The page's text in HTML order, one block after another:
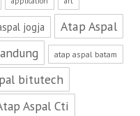
jogja
Atap Aspal
atap aspal batam
bitutech
Aspal Cti